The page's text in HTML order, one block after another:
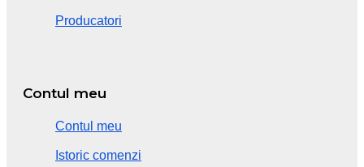
Producatori
Contul meu
Contul meu
Istoric comenzi